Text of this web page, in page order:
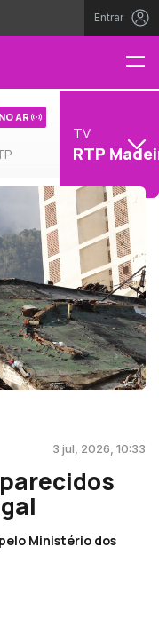
Entrar
NO AR
TV
RTP
3 jul, 2026, 10:33
Ministério dos